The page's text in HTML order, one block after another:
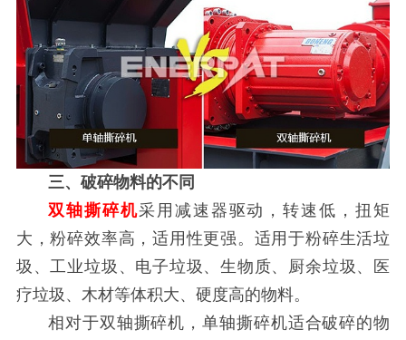
三、破碎物料的不同
双轴撕碎机采用减速器驱动，转速低，扭矩
大，粉碎效率高，适用性更强。适用于粉碎生活垃
圾、工业垃圾、电子垃圾、生物质、厨余垃圾、医
疗垃圾、木材等体积大、硬度高的物料。
相对于双轴撕碎机，单轴撕碎机适合破碎的物